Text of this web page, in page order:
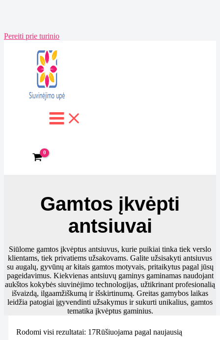
Pereiti prie turinio
Gamtos įkvėpti
antsiuvai
Siūlome gamtos įkvėptus antsiuvus, kurie puikiai tinka tiek verslo
klientams, tiek privatiems užsakovams. Galite užsisakyti antsiuvus
su augalų, gyvūnų ar kitais gamtos motyvais, pritaikytus pagal jūsų
pageidavimus. Kiekvienas antsiuvų gaminys gaminamas naudojant
aukštos kokybės siuvinėjimo technologijas, užtikrinant profesionalią
išvaizdą, ilgaamžiškumą ir išskirtinumą. Greitas gamybos laikas
leidžia patogiai įgyvendinti užsakymus ir sukurti unikalius, gamtos
tematika įkvėptus gaminius.
Rodomi visi rezultatai: 17Rūšiuojama pagal naujausią